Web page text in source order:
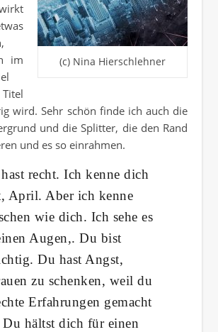
(c) Nina Hierschlehner
im
wird. Sehr schön finde ich auch die
und die Splitter, die den Rand
und es so einrahmen.
recht. Ich kenne dich
April. Aber ich kenne
wie dich. Ich sehe es
Augen,. Du bist
Du hast Angst,
zu schenken, weil du
Erfahrungen gemacht
Du hältst dich für einen